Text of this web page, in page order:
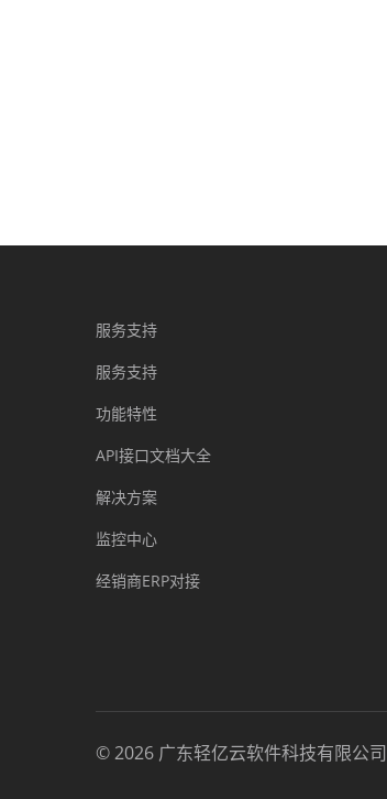
服务支持
服务支持
功能特性
API接口文档大全
解决方案
监控中心
经销商ERP对接
©2026 广东轻亿云软件科技有限公司